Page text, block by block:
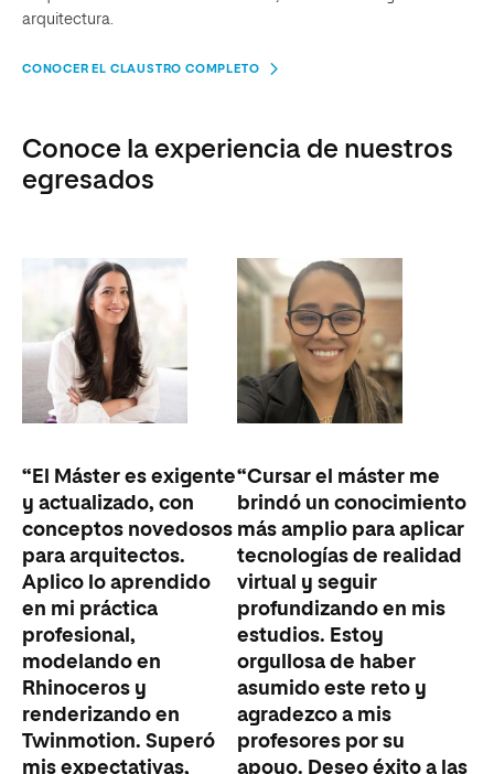
arquitectura.
CONOCER EL CLAUSTRO COMPLETO
Conoce la experiencia de nuestros
egresados
“El Máster es exigente
y actualizado, con
conceptos novedosos
para arquitectos.
Aplico lo aprendido
en mi práctica
profesional,
modelando en
Rhinoceros y
renderizando en
Twinmotion. Superó
mis expectativas,
“Cursar el máster me
brindó un conocimiento
más amplio para aplicar
tecnologías de realidad
virtual y seguir
profundizando en mis
estudios. Estoy
orgullosa de haber
asumido este reto y
agradezco a mis
profesores por su
apoyo. Deseo éxito a las